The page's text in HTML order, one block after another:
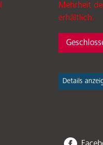
Mehrheit
erhältlich.
Details